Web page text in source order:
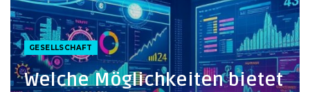
GESELLSCHAFT
Welche Möglichkeiten bietet